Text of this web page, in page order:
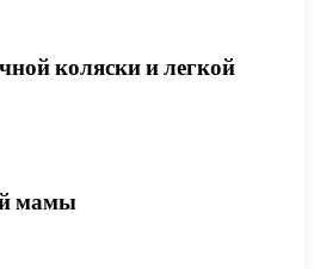
коляски и легкой
мамы